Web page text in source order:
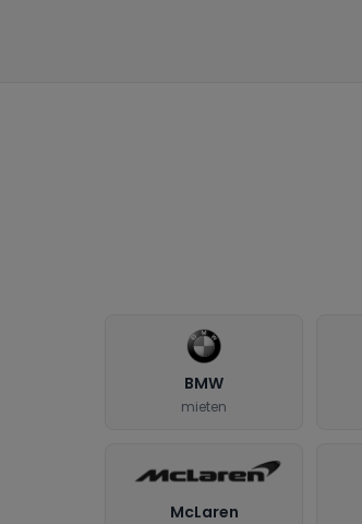
BMW
mieten
McLaren